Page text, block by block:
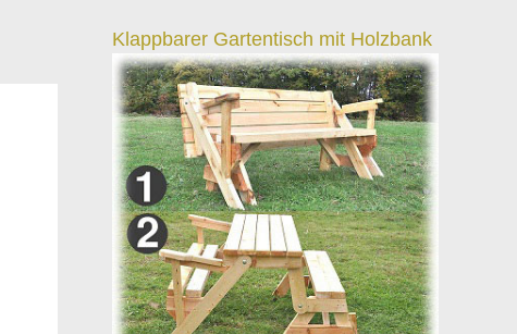
Klappbarer Gartentisch mit Holzbank